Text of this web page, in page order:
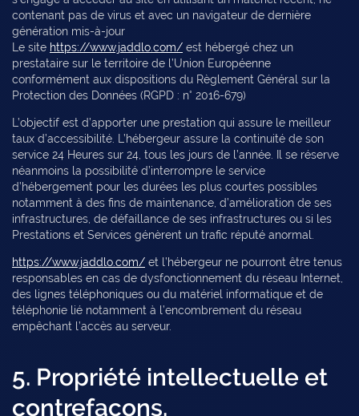
contenant pas de virus et avec un navigateur de dernière
génération mis-à-jour
Le site https://www.jaddlo.com/ est hébergé chez un
prestataire sur le territoire de l’Union Européenne
conformément aux dispositions du Règlement Général sur la
Protection des Données (RGPD : n° 2016-679)
L’objectif est d’apporter une prestation qui assure le meilleur
taux d’accessibilité. L’hébergeur assure la continuité de son
service 24 Heures sur 24, tous les jours de l’année. Il se réserve
néanmoins la possibilité d’interrompre le service
d’hébergement pour les durées les plus courtes possibles
notamment à des fins de maintenance, d’amélioration de ses
infrastructures, de défaillance de ses infrastructures ou si les
Prestations et Services génèrent un trafic réputé anormal.
https://www.jaddlo.com/ et l’hébergeur ne pourront être tenus
responsables en cas de dysfonctionnement du réseau Internet,
des lignes téléphoniques ou du matériel informatique et de
téléphonie lié notamment à l’encombrement du réseau
empêchant l’accès au serveur.
5. Propriété intellectuelle et
contrefaçons.